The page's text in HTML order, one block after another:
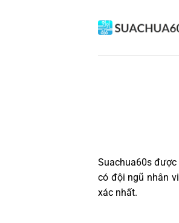
Suachua60s được
có đội ngũ nhân
xác nhất.